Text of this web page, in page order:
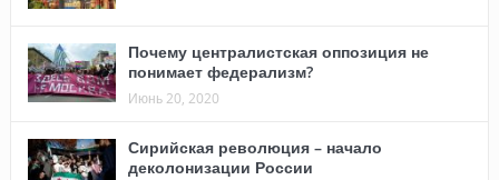
Почему централистская оппозиция не
понимает федерализм?
Июнь 20, 2020
Сирийская революция – начало
деколонизации России